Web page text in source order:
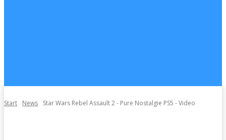
Start News Star Wars Rebel Assault 2 - Pure Nostalgie PS5 - Video